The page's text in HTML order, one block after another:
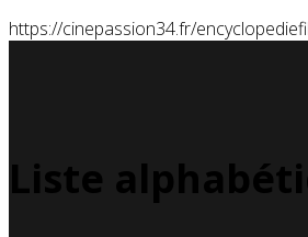
https://cinepassion34.fr/
Liste